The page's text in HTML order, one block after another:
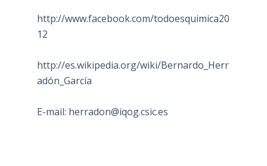
http://www.facebook.com/todoesquimica20
12
http://es.wikipedia.org/wiki/Bernardo_Herr
adón_García
E-mail: herradon@iqog.csic.es